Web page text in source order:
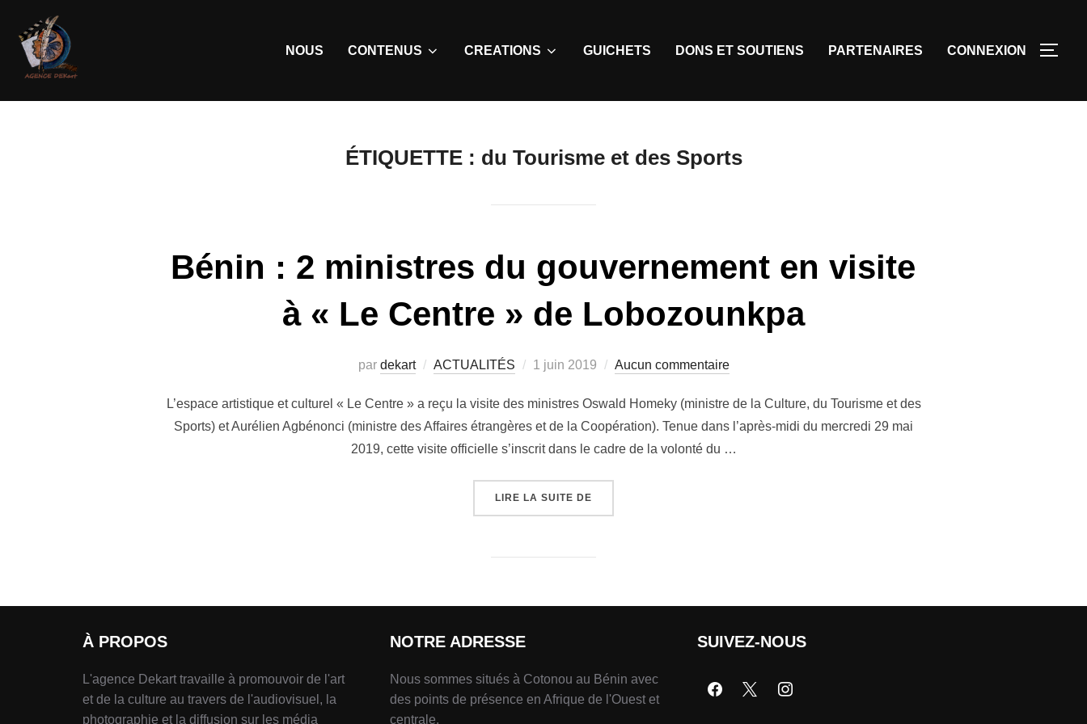
NOUS CONTENUS CREATIONS GUICHETS DONS ET SOUTIENS PARTENAIRES CONNEXION
ÉTIQUETTE : du Tourisme et des Sports
Bénin : 2 ministres du gouvernement en visite
à « Le Centre » de Lobozounkpa
par dekart ACTUALITÉS 1 juin 2019 Aucun commentaire
L’espace artistique et culturel « Le Centre » a reçu la visite des ministres Oswald Homeky (ministre de la Culture, du Tourisme et des
Sports) et Aurélien Agbénonci (ministre des Affaires étrangères et de la Coopération). Tenue dans l’après-midi du mercredi 29 mai
2019, cette visite officielle s’inscrit dans le cadre de la volonté du …
LIRE LA SUITE DE
À PROPOS
L'agence Dekart travaille à promouvoir de l'art
et de la culture au travers de l'audiovisuel, la
photographie et la diffusion sur les média
NOTRE ADRESSE
Nous sommes situés à Cotonou au Bénin avec
des points de présence en Afrique de l'Ouest et
centrale.
SUIVEZ-NOUS